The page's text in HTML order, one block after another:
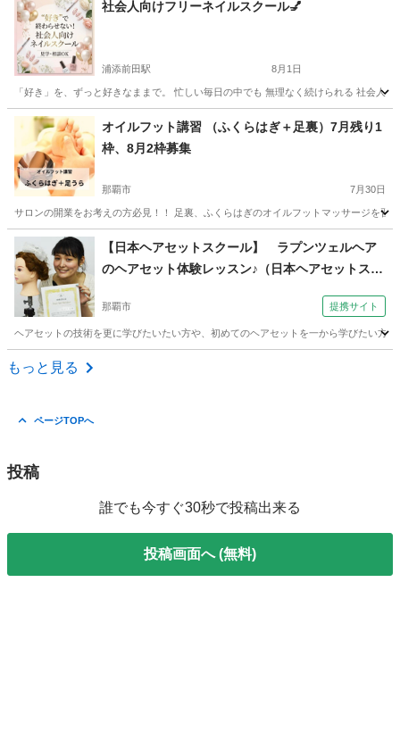
社会人向けフリーネイルスクール💅
浦添前田駅 8月1日
「好き」を、ずっと好きなままで。 忙しい毎日の中でも 無理なく続けられる 社会
沖縄 中頭郡 浦添前田駅 ネイル 社会人
オイルフット講習 （ふくらはぎ＋足裏）7月残り1
枠、8月2枠募集
那覇市 7月30日
サロンの開業をお考えの方必見！！ 足裏、ふくらはぎのオイルフットマッサージを
沖縄 那覇市 フットマッサージ ふくらはぎ
【日本ヘアセットスクール】 ラプンツェルヘア
のヘアセット体験レッスン♪（日本ヘアセットスク
校】お仕事しながら学べる♪）
那覇市 提携サイト
ヘアセットの技術を更に学びたいたい方や、初めてのヘアセットを一から学びたい方
沖縄 那覇市
もっと見る
ページTOPへ
投稿
誰でも今すぐ30秒で投稿出来る
投稿画面へ (無料)